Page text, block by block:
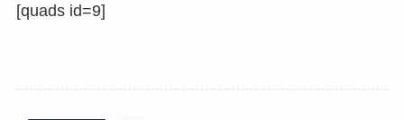
[quads id=9]